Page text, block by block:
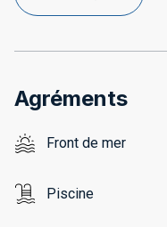
Agréments
Front de mer
Piscine